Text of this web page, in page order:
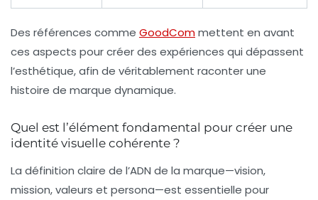
Des références comme GoodCommettent en avant
ces aspects pour créer des expériences qui dépassent
l’esthétique, afin de véritablement raconter une
histoire de marque dynamique.
Quel est l’élément fondamental pour créer une
identité visuelle cohérente ?
La définition claire de l’ADN de la marque—vision,
mission, valeurs et persona—est essentielle pour